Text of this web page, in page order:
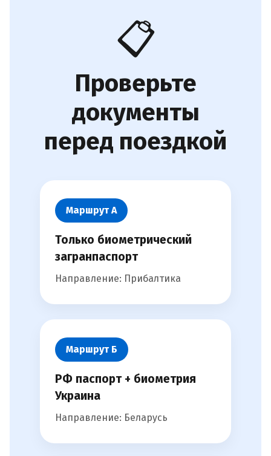
📋
Проверьте
документы
перед поездкой
Маршрут А
Только биометрический
загранпаспорт
Направление: Прибалтика
Маршрут Б
РФ паспорт + биометрия
Украина
Направление: Беларусь